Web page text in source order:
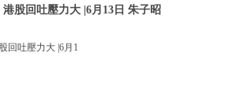
股回吐壓力大 |6月13日 朱子昭
回吐壓力大 |6月1